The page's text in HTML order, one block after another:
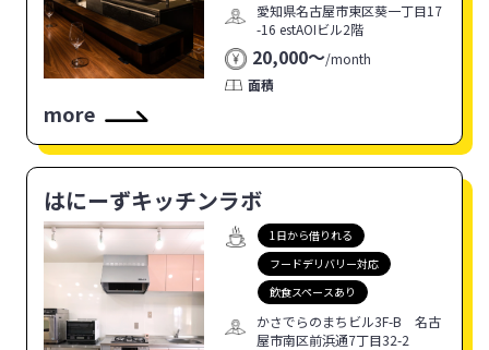
愛知県名古屋市東区葵一丁目17
-16 estAOIビル2階
20,000〜/month
面積
more
はにーずキッチンラボ
1日から借りれる
フードデリバリー対応
飲食スペースあり
かさでらのまちビル3F-B 名古
屋市南区前浜通7丁目32-2